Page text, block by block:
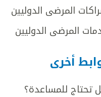
المرضى الدوليين
المرضى الدوليين
أخرى
تحتاج للمساعدة؟